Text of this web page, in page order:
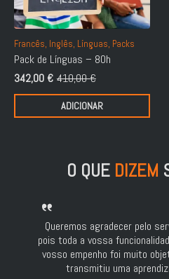
Francês, Inglês, Línguas, Packs
Pack de Línguas – 80h
410,00€
O
preço
342,00 €
O
preço
ADICIONAR
O QUE DIZEM
Queremos agradecer pelo
pois toda a vossa
vosso empenho foi muito
transmitiu uma